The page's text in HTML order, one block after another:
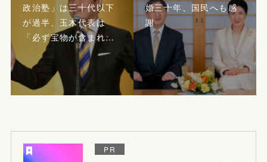
政治塾」は三十代以下
が過半、玉木代表は
「必ず宝物が含まれ…
婚三十年、国民へも感
謝
PR